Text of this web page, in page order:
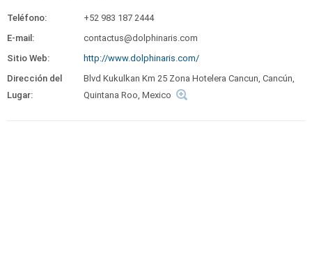
Teléfono:
+52 983 187 2444
E-mail:
contactus@dolphinaris.com
Sitio Web:
http://www.dolphinaris.com/
Dirección del
Lugar:
Blvd Kukulkan Km 25 Zona Hotelera Cancun, Cancún,
Quintana Roo, Mexico